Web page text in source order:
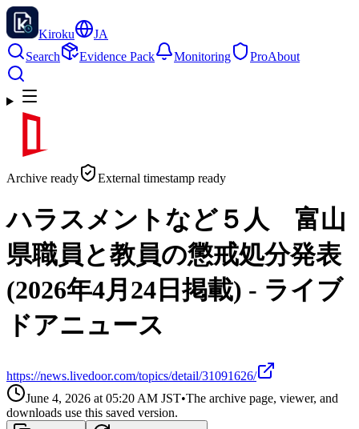
Kiroku
JA
Search
Evidence Pack Monitoring ProAbout
Archive ready External timestamp ready
ハラスメントなど５人 富山
県職員と教員の懲戒処分発表
(2026年4月24日掲載) - ライブ
ドアニュース
https://news.livedoor.com/topics/detail/31091626/
June 4, 2026 at 05:20 AM JST•The archive page, viewer, and
downloads use this saved version.